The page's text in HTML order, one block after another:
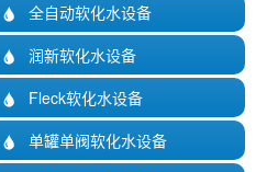
 全自动软化水设备
 润新软化水设备
 Fleck软化水设备
 单罐单阀软化水设备